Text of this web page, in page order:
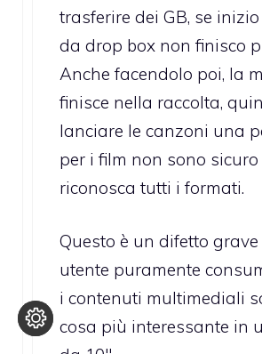
trasferire dei GB, se
da drop box non finisco
Anche facendolo poi, la
finisce nella raccolta,
lanciare le canzoni una
per i film non sono sicuro
riconosca tutti i formati.
Questo è un difetto
utente puramente
i contenuti multimediali
cosa più interessante in